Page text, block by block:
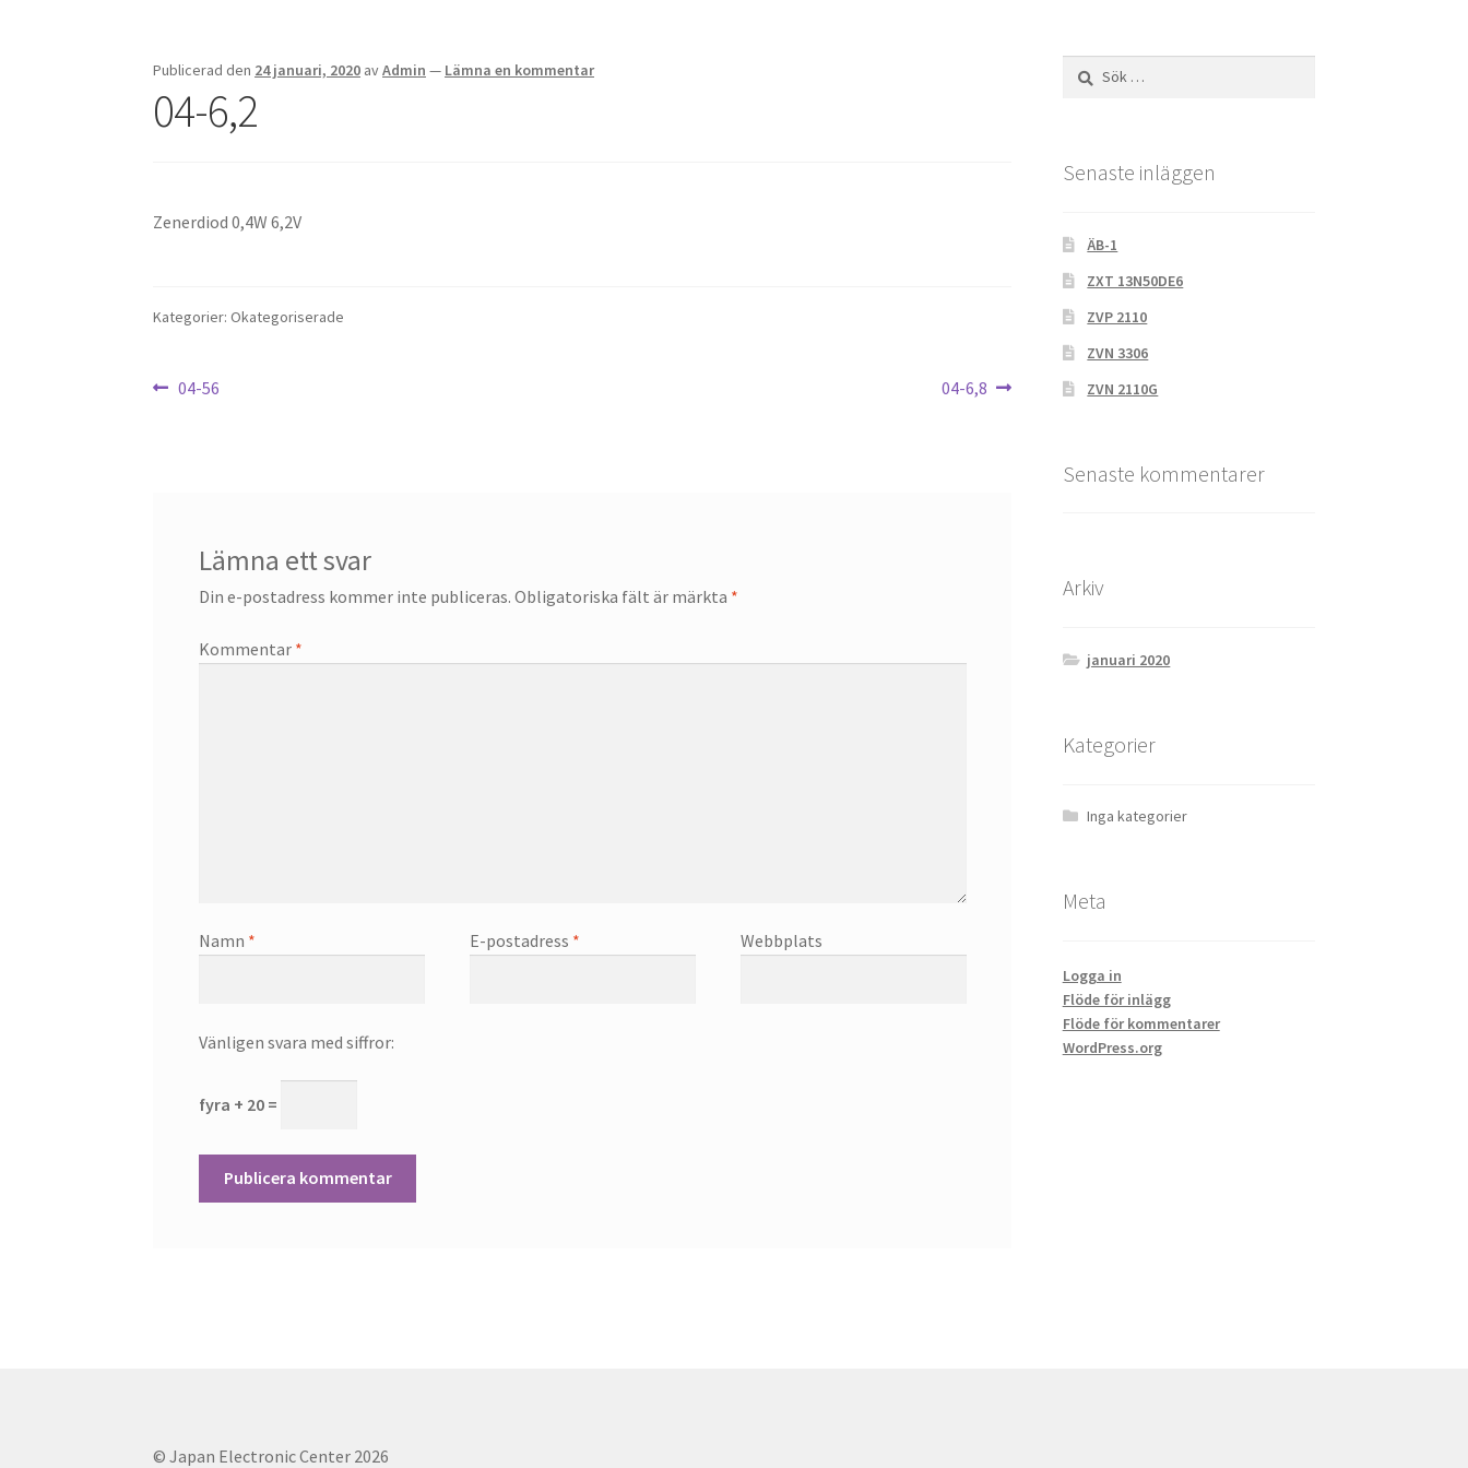
Publicerad den 24 januari, 2020 avAdmin — Lämna en kommentar
04-6,2
Zenerdiod 0,4W 6,2V
Kategorier: Okategoriserade
Inläggsnavigering
Föregående
04-56
Nästa
04-6,8
Lämna ett svar
Din e-postadress kommer inte publiceras. Obligatoriska fält är märkta *
Kommentar *
Namn * E-postadress * Webbplats
Vänligen svara med siffror:
fyra + 20 =
Sök
efter:
Senaste inläggen
ÄB-1
ZXT 13N50DE6
ZVP 2110
ZVN 3306
ZVN 2110G
Senaste kommentarer
Arkiv
januari 2020
Kategorier
Inga kategorier
Meta
Logga in
Flöde för inlägg
Flöde för kommentarer
WordPress.org
© Japan Electronic Center 2026